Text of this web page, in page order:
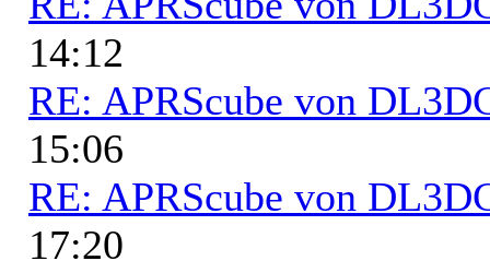
14:12
RE: APRScube von
15:06
RE: APRScube von
17:20